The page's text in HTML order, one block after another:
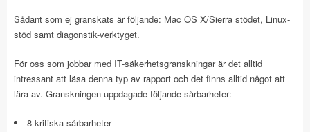
Sådant som ej granskats är följande: Mac OS X/Sierra stödet, Linux-
stöd samt diagonstik-verktyget.
För oss som jobbar med IT-säkerhetsgranskningar är det alltid
intressant att läsa denna typ av rapport och det finns alltid något att
lära av. Granskningen uppdagade följande sårbarheter:
8 kritiska sårbarheter